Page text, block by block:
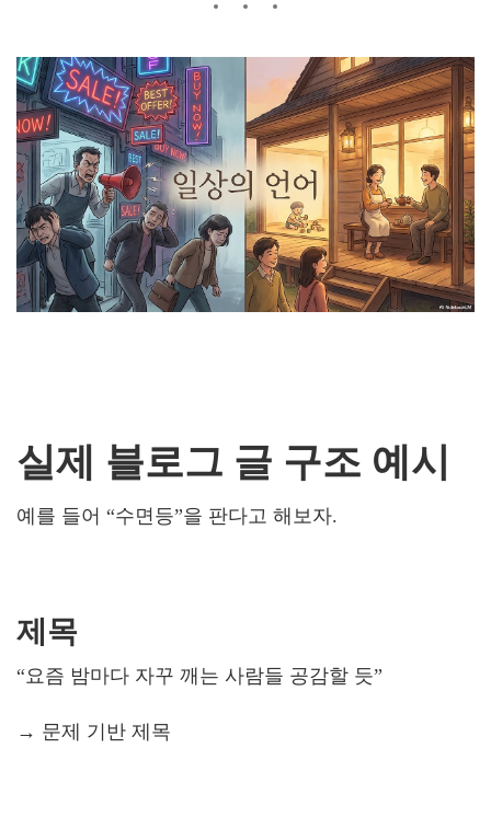
실제 블로그 글 구조 예시
예를 들어 “수면등”을 판다고 해보자.
제목
“요즘 밤마다 자꾸 깨는 사람들 공감할 듯”
→ 문제 기반 제목